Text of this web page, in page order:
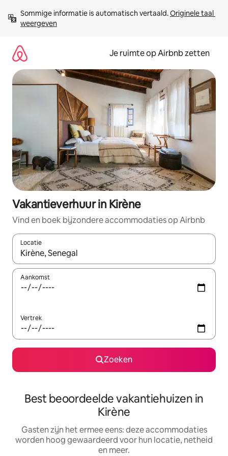
direct
naar
Sommige informatie is automatisch vertaald. Originele taal
weergeven
Je ruimte op Airbnb zetten
Vakantieverhuur in Kirène
Vind en boek bijzondere accommodaties op Airbnb
Locatie
Wanneer er suggesties beschikbaar zijn, maak je een keuze
Aankomst
Vertrek
Zoeken
Best beoordeelde vakantiehuizen in
Kirène
Gasten zijn het ermee eens: deze accommodaties
worden hoog gewaardeerd voor hun locatie, netheid
en meer.